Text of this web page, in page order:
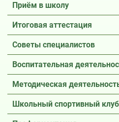
Приём в школу
Итоговая аттестация
Советы специалистов
Воспитательная
Методическая
Школьный спортивный клуб